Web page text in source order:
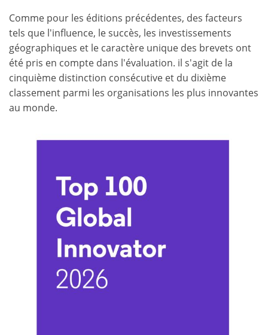
Comme pour les éditions précédentes, des facteurs
tels que l'influence, le succès, les investissements
géographiques et le caractère unique des brevets ont
été pris en compte dans l'évaluation. il s'agit de la
cinquième distinction consécutive et du dixième
classement parmi les organisations les plus innovantes
au monde.